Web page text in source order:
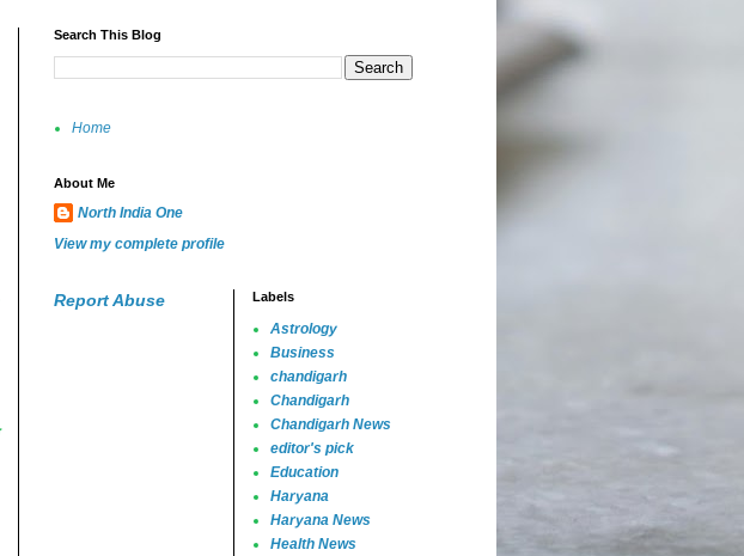
Search This Blog
Home
About Me
North India One
View my complete profile
Report Abuse Labels
Astrology
Business
chandigarh
Chandigarh
Chandigarh News
editor's pick
Education
Haryana
Haryana News
Health News